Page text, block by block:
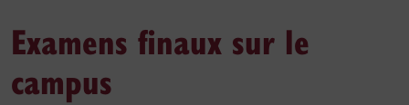
Examens finaux sur le
campus